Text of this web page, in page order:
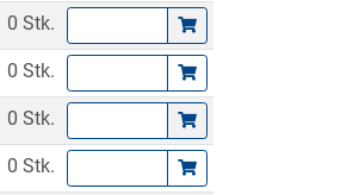
0 Stk.
0 Stk.
0 Stk.
0 Stk.